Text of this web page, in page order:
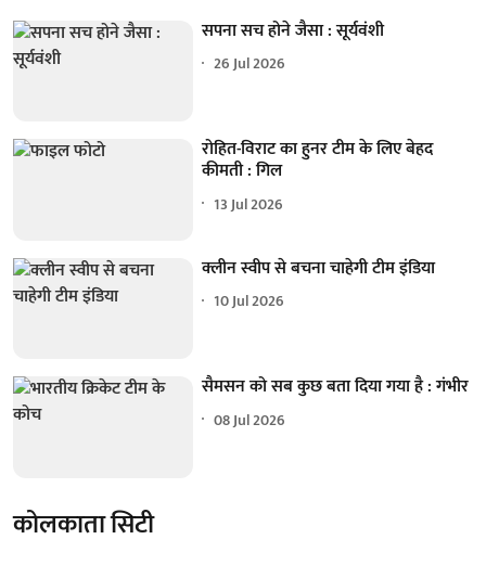
सपना सच होने जैसा : सूर्यवंशी
26 Jul 2026
रोहित-विराट का हुनर टीम के लिए बेहद
कीमती : गिल
13 Jul 2026
क्लीन स्वीप से बचना चाहेगी टीम इंडिया
10 Jul 2026
सैमसन को सब कुछ बता दिया गया है : गंभीर
08 Jul 2026
कोलकाता सिटी